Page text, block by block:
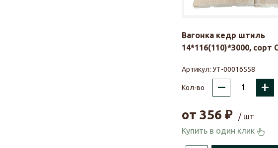
Вагонка кедр штиль
14*116(110)*3000, сорт
Артикул: УТ-00016558
Кол-во – +
от 356 ₽
/ шт
Купить в один клик